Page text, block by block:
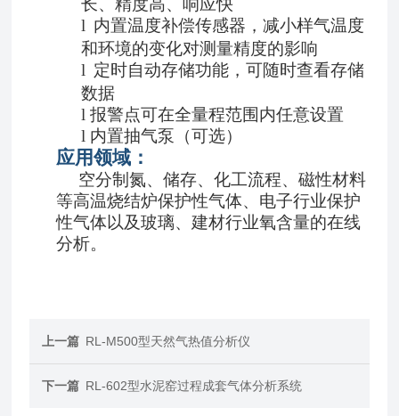
长、精度高、响应快
l 内置温度补偿传感器，减小样气温度
和环境的变化对测量精度的影响
l 定时自动存储功能，可随时查看存储
数据
l报警点可在全量程范围内任意设置
l 内置抽气泵（可选）
应用领域：
空分制氮、储存、化工流程、磁性材料
等高温烧结炉保护性气体、电子行业保护
性气体以及玻璃、建材行业氧含量的在线
分析。
上一篇 RL-M500型天然气热值分析仪
下一篇 RL-602型水泥窑过程成套气体分析系统